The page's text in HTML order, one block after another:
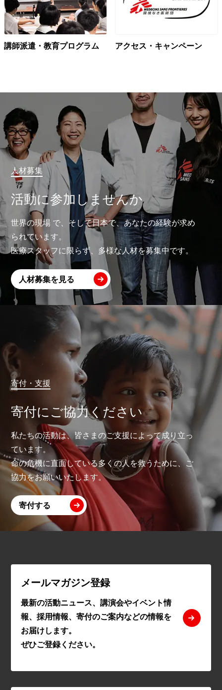
講師派遣・教育プログラム アクセス・キャンペーン
人材募集
活動に参加しませんか
世界の現場 で、そして日本で、あなたの経験が求め
られています。
医療スタッフに限らず、多様な人材を募集中です。
人材募集を見る
寄付・支援
寄付にご協力ください
私たちの活動は、皆さまのご支援によって成り立っ
ています。
命の危機に直面している多くの人を救うために、ご
協力をお願いいたします。
寄付する
メールマガジン登録
最新の活動ニュース、講演会やイベント情
報、採用情報、寄付のご案内などの情報を
お届けします。
ぜひご登録ください。